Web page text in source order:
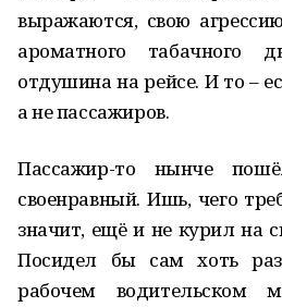
выражаются, свою
ароматного табачного
отдушина на рейсе. И то –
а не пассажиров.
Пассажир-то нынче
своенравный. Ишь, чего
значит, ещё и не курил на
Посидел бы сам хоть
рабочем водительском